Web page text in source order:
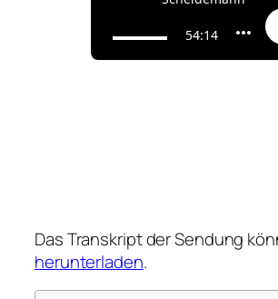
Das Transkript der Sendung
herunterladen.